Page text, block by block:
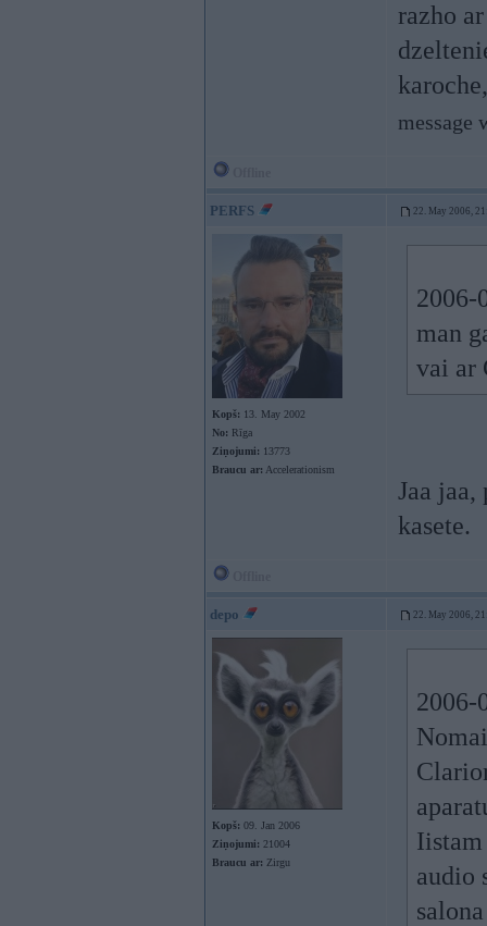
razho
message
PERFS 22. May 2006,
Kopš: 13. May 2002
No: Rīga
Ziņojumi: 13773
Braucu ar: Accelerationism
2006-
man
vai ar
Jaa jaa,
kasete.
depo 22. May 2006,
Kopš: 09. Jan 2006
Ziņojumi: 21004
Braucu ar: Zirgu
2006-
audio